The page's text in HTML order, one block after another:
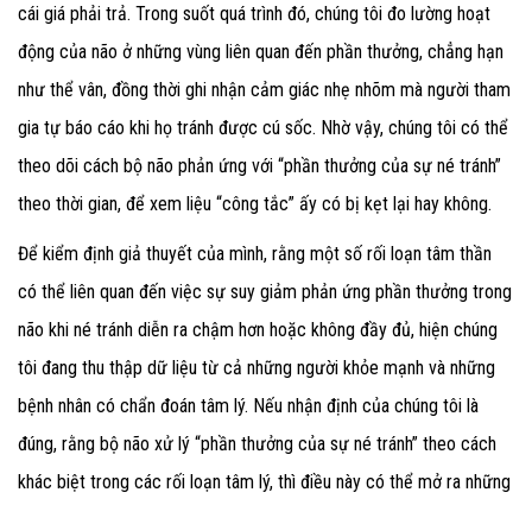
cái giá phải trả. Trong suốt quá trình đó, chúng tôi đo lường hoạt
động của não ở những vùng liên quan đến phần thưởng, chẳng hạn
như thể vân, đồng thời ghi nhận cảm giác nhẹ nhõm mà người tham
gia tự báo cáo khi họ tránh được cú sốc. Nhờ vậy, chúng tôi có thể
theo dõi cách bộ não phản ứng với “phần thưởng của sự né tránh”
theo thời gian, để xem liệu “công tắc” ấy có bị kẹt lại hay không.
Để kiểm định giả thuyết của mình, rằng một số rối loạn tâm thần
có thể liên quan đến việc sự suy giảm phản ứng phần thưởng trong
não khi né tránh diễn ra chậm hơn hoặc không đầy đủ, hiện chúng
tôi đang thu thập dữ liệu từ cả những người khỏe mạnh và những
bệnh nhân có chẩn đoán tâm lý. Nếu nhận định của chúng tôi là
đúng, rằng bộ não xử lý “phần thưởng của sự né tránh” theo cách
khác biệt trong các rối loạn tâm lý, thì điều này có thể mở ra những